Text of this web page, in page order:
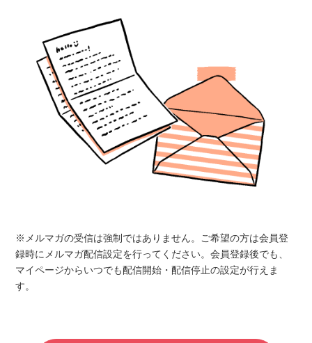
※メルマガの受信は強制ではありません。ご希望の方は会員登
録時にメルマガ配信設定を行ってください。会員登録後でも、
マイページからいつでも配信開始・配信停止の設定が行えま
す。